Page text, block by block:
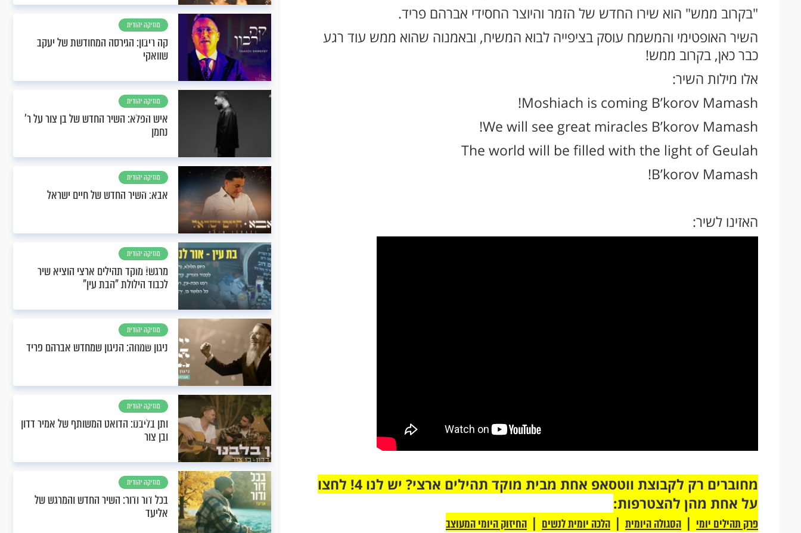
"בקרוב ממש" הוא שירו החדש של הזמר והיוצר החסידי אברהם פריד.
השיר האופטימי והמשמח עוסק בציפייה לבוא המשיח, ובאמנוה שהוא ממש עוד רגע
כבר כאן, בקרוב ממש!
אלו מילות השיר:
Moshiach is coming B’korov Mamash!
We will see great miracles B’korov Mamash!
The world will be filled with the light of Geulah
B’korov Mamash!
האזינו לשיר:
מחוברים רק לקבוצת ווטסאפ אחת מבית מוקד תהילים ארצי? יש לנו 4! לחצו
על אחת מהן להצטרפות:
פרק תהילים יומי | הסגולה היומית | הלכה יומית לנשים | החיזוק היומי המעוצב
מוזיקה יהודית
וחסידית
קה ריבון: הגירסה המחודשת של יעקב
שוואקי
מוזיקה יהודית
וחסידית
איש הפלא: השיר החדש של בן צור על ר'
נחמן
מוזיקה יהודית
וחסידית
אבא: השיר החדש של חיים ישראל
מוזיקה יהודית
וחסידית
מרגש! מוקד תהילים ארצי הוציא שיר
לכבוד הילולת "הבת עין"
מוזיקה יהודית
וחסידית
ניגון שמחה: הניגון שמחדש אברהם פריד
מוזיקה יהודית
וחסידית
ותן בליבנו: הדואט המשותף של אמיר דדון
ובן צור
מוזיקה יהודית
וחסידית
בכל דור ודור: השיר החדש והמרגש של
אליעד